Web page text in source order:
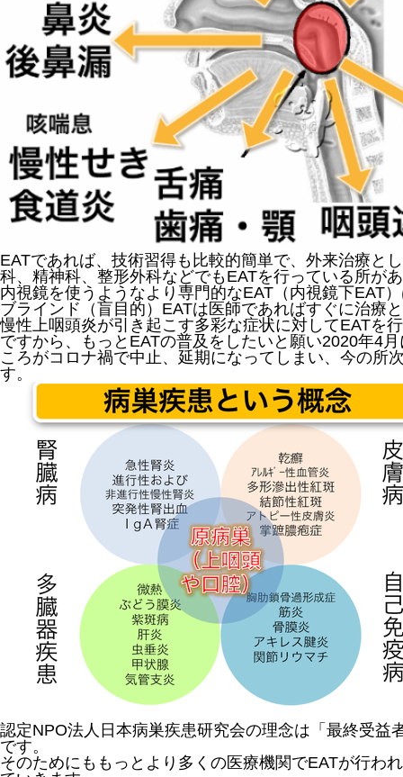
EATであれば、技術習得も比較的簡単で、外来治療と
科、精神科、整形外科などでもEATを行っている所が
内視鏡を使うようなより専門的なEAT（内視鏡下EAT
ブラインド（盲目的）EATは医師であればすぐに治療
慢性上咽頭炎が引き起こす多彩な症状に対してEATを
ですから、もっとEATの普及をしたいと願い2020年4
ころがコロナ禍で中止、延期になってしまい、今の所
す。
認定NPO法人日本病巣疾患研究会の理念は「最終受益
です。
そのためにももっとより多くの医療機関でEATが行わ